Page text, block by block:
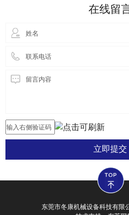
也很好，这一点比布氏硬
在线留
立即提交
东莞市冬康机械设备科技有限